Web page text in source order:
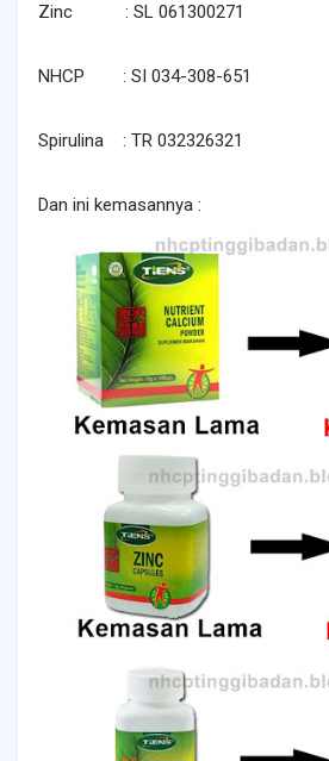
Zinc : SL 061300271
NHCP : SI 034-308-651
Spirulina : TR 032326321
Dan ini kemasannya :